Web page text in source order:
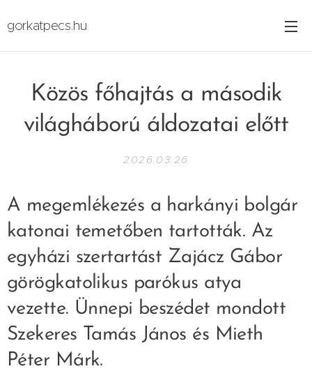
gorkatpecs.hu
Közös főhajtás a második
világháború áldozatai előtt
2026.03.26
A megemlékezés a harkányi bolgár
katonai temetőben tartották. Az
egyházi szertartást Zajácz Gábor
görögkatolikus parókus atya
vezette. Ünnepi beszédet mondott
Szekeres Tamás János és Mieth
Péter Márk.